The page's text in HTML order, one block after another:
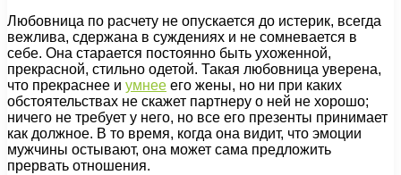
Любовница по расчету не опускается до истерик, всегда
вежлива, сдержана в суждениях и не сомневается в
себе. Она старается постоянно быть ухоженной,
прекрасной, стильно одетой. Такая любовница уверена,
что прекраснее и умнее его жены, но ни при каких
обстоятельствах не скажет партнеру о ней не хорошо;
ничего не требует у него, но все его презенты принимает
как должное. В то время, когда она видит, что эмоции
мужчины остывают, она может сама предложить
прервать отношения.